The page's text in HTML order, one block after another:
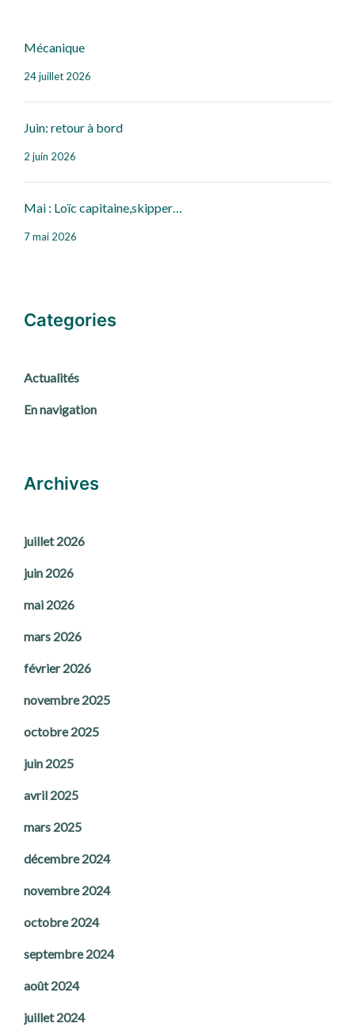
Mécanique
24 juillet 2026
Juin: retour à bord
2 juin 2026
Mai : Loïc capitaine,skipper…
7 mai 2026
Categories
Actualités
En navigation
Archives
juillet 2026
juin 2026
mai 2026
mars 2026
février 2026
novembre 2025
octobre 2025
juin 2025
avril 2025
mars 2025
décembre 2024
novembre 2024
octobre 2024
septembre 2024
août 2024
juillet 2024